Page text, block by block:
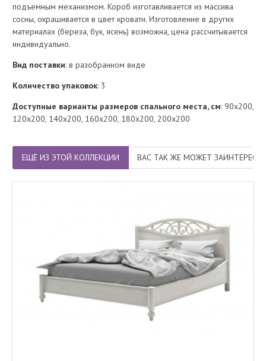
подъемным механизмом. Короб изготавливается из массива
сосны, окрашивается в цвет кровати. Изготовление в других
материалах (береза, бук, ясень) возможна, цена рассчитывается
индивидуально.
Вид поставки: в разобранном виде
Количество упаковок: 3
Доступные варианты размеров спального места, см: 90х200,
120х200, 140х200, 160х200, 180х200, 200х200
ЕЩЁ ИЗ ЭТОЙ КОЛЛЕКЦИИ ВАС ТАК ЖЕ МОЖЕТ